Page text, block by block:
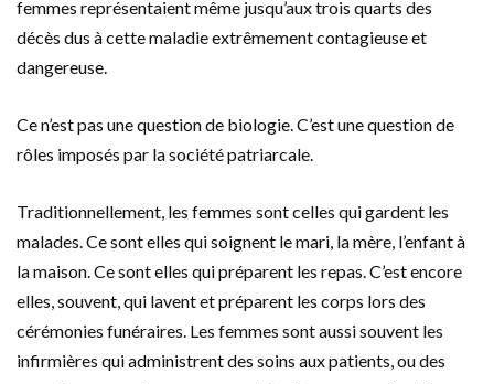
femmes représentaient même jusqu’aux trois quarts des
décès dus à cette maladie extrêmement contagieuse et
dangereuse.
Ce n’est pas une question de biologie. C’est une question de
rôles imposés par la société patriarcale.
Traditionnellement, les femmes sont celles qui gardent les
malades. Ce sont elles qui soignent le mari, la mère, l’enfant à
la maison. Ce sont elles qui préparent les repas. C’est encore
elles, souvent, qui lavent et préparent les corps lors des
cérémonies funéraires. Les femmes sont aussi souvent les
infirmières qui administrent des soins aux patients, ou des